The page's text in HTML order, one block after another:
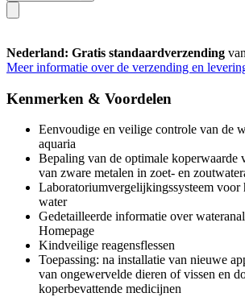
Nederland: Gratis standaardverzending
Meer informatie over de verzending en
Kenmerken & Voordelen
Eenvoudige en veilige controle van de
aquaria
Bepaling van de optimale koperwaarde
van zware metalen in zoet- en
Laboratoriumvergelijkingssysteem voor
water
Gedetailleerde informatie over
Homepage
Kindveilige reagensflessen
Toepassing: na installatie van nieuwe
van ongewervelde dieren of vissen en
koperbevattende medicijnen